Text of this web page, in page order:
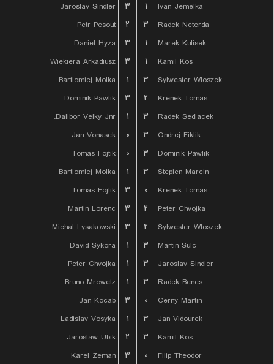
Jaroslav Sindler
۳ ۱
Ivan Jemelka
Petr Pesout
۲ ۳
Radek Neterda
Daniel Hyza
۳ ۱
Marek Kulisek
Wiekiera Arkadiusz
۳ ۱
Kamil Kos
Bartlomiej Molka
۱ ۳
Sylwester Wloszek
Dominik Pawlik
۳ ۲
Krenek Tomas
Dalibor Velky Jnr.
۱ ۳
Radek Sedlacek
Jan Vonasek
۰ ۳
Ondrej Fiklik
Tomas Fojtik
۰ ۳
Dominik Pawlik
Bartlomiej Molka
۱ ۳
Stepien Marcin
Tomas Fojtik
۳ ۰
Krenek Tomas
Martin Lorenc
۳ ۲
Peter Chvojka
Michal Lysakowski
۳ ۲
Sylwester Wloszek
David Sykora
۱ ۳
Martin Sulc
Peter Chvojka
۱ ۳
Jaroslav Sindler
Bruno Mrowetz
۱ ۳
Radek Benes
Jan Kocab
۳ ۰
Cerny Martin
Ladislav Vosyka
۱ ۳
Jan Vidourek
Jaroslaw Ubik
۲ ۳
Kamil Kos
Karel Zeman
۳ ۰
Filip Theodor